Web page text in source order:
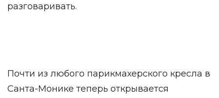
разговаривать.
Почти из любого парикмахерского кресла в
Санта-Монике теперь открывается